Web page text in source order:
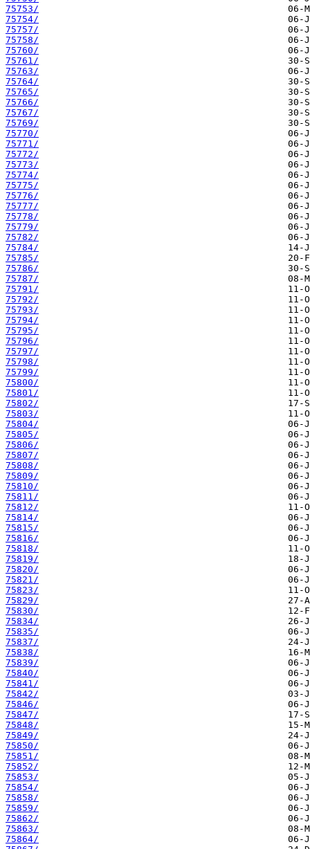
75753/
75754/
75757/
75758/
75760/
75761/
75763/
75764/
75765/
75766/
75767/
75769/
75770/
75771/
75772/
75773/
75774/
75775/
75776/
75777/
75778/
75779/
75782/
75784/
75785/
75786/
75787/
75791/
75792/
75793/
75794/
75795/
75796/
75797/
75798/
75799/
75800/
75801/
75802/
75803/
75804/
75805/
75806/
75807/
75808/
75809/
75810/
75811/
75812/
75814/
75815/
75816/
75818/
75819/
75820/
75821/
75823/
75829/
75830/
75834/
75835/
75837/
75838/
75839/
75840/
75841/
75842/
75846/
75847/
75848/
75849/
75850/
75851/
75852/
75853/
75854/
75858/
75859/
75862/
75863/
75864/